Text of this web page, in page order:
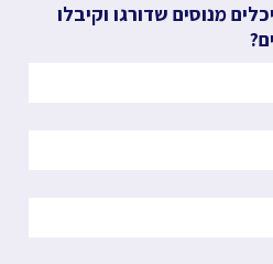
מנוסים שדורגו וקיבלו